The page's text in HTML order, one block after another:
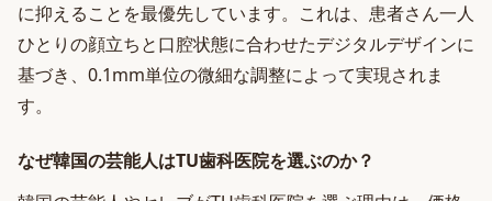
に抑えることを最優先しています。これは、患者さん一人
ひとりの顔立ちと口腔状態に合わせたデジタルデザインに
基づき、0.1mm単位の微細な調整によって実現されま
す。
なぜ韓国の芸能人はTU歯科医院を選ぶのか？